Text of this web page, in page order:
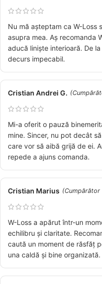
Nu mă așteptam ca W-
asupra mea. Aș recomanda
aducă liniște interioară. De
decurs impecabil.
Cristian Andrei G.
Mi-a oferit o pauză
mine. Sincer, nu pot decât
care vor să aibă grijă de ei.
repede a ajuns comanda.
Cristian Marius (Cumpărător
W-Loss a apărut într-un
echilibru și claritate.
caută un moment de răsfăț
una caldă și bine organizată.